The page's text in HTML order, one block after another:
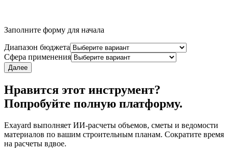
Заполните форму для начала
Диапазон бюджета
Сфера применения
Далее
Нравится этот инструмент?
Попробуйте полную платформу.
Exayard выполняет ИИ-расчеты объемов, сметы и ведомости
материалов по вашим строительным планам. Сократите время
на расчеты вдвое.